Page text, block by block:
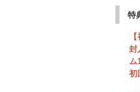
特
封
ム
初